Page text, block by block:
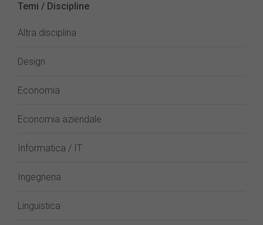
Temi / Discipline
Altra disciplina
Design
Economia
Economia aziendale
Informatica / IT
Ingegneria
Linguistica